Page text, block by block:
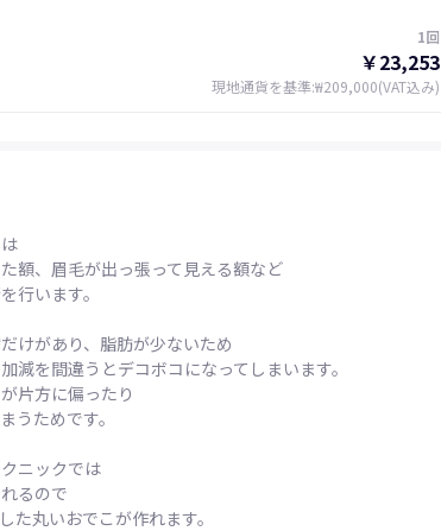
1回
￥23,253
現地通貨を基準:₩209,000(VAT込み)
額、眉毛が出っ張って見える額など
行います。
けがあり、脂肪が少ないため
減を間違うとデコボコになってしまいます。
片方に偏ったり
うためです。
ニックでは
るので
た丸いおでこが作れます。